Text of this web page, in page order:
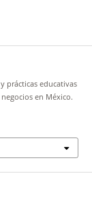
prácticas educativas
en México.